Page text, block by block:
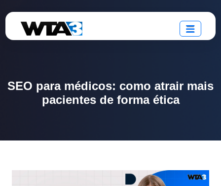
SEO para médicos: como atrair mais
pacientes de forma ética